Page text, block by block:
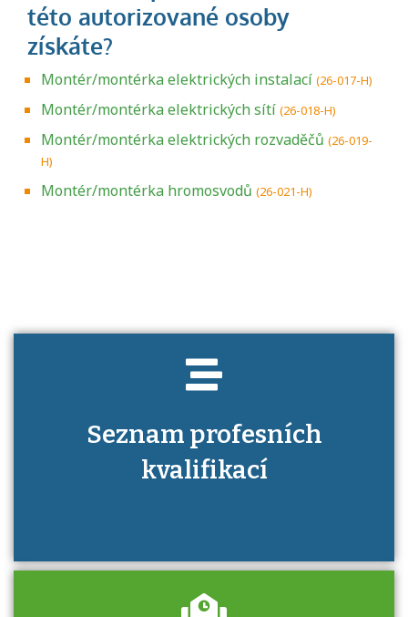
Montér/montérka elektrických instalací (26-017-H)
Montér/montérka elektrických sítí (26-018-H)
Montér/montérka elektrických rozvaděčů (26-019-
H)
Montér/montérka hromosvodů (26-021-H)
Seznam profesních
kvalifikací
Projděte si seznam profesních kvalifikací.